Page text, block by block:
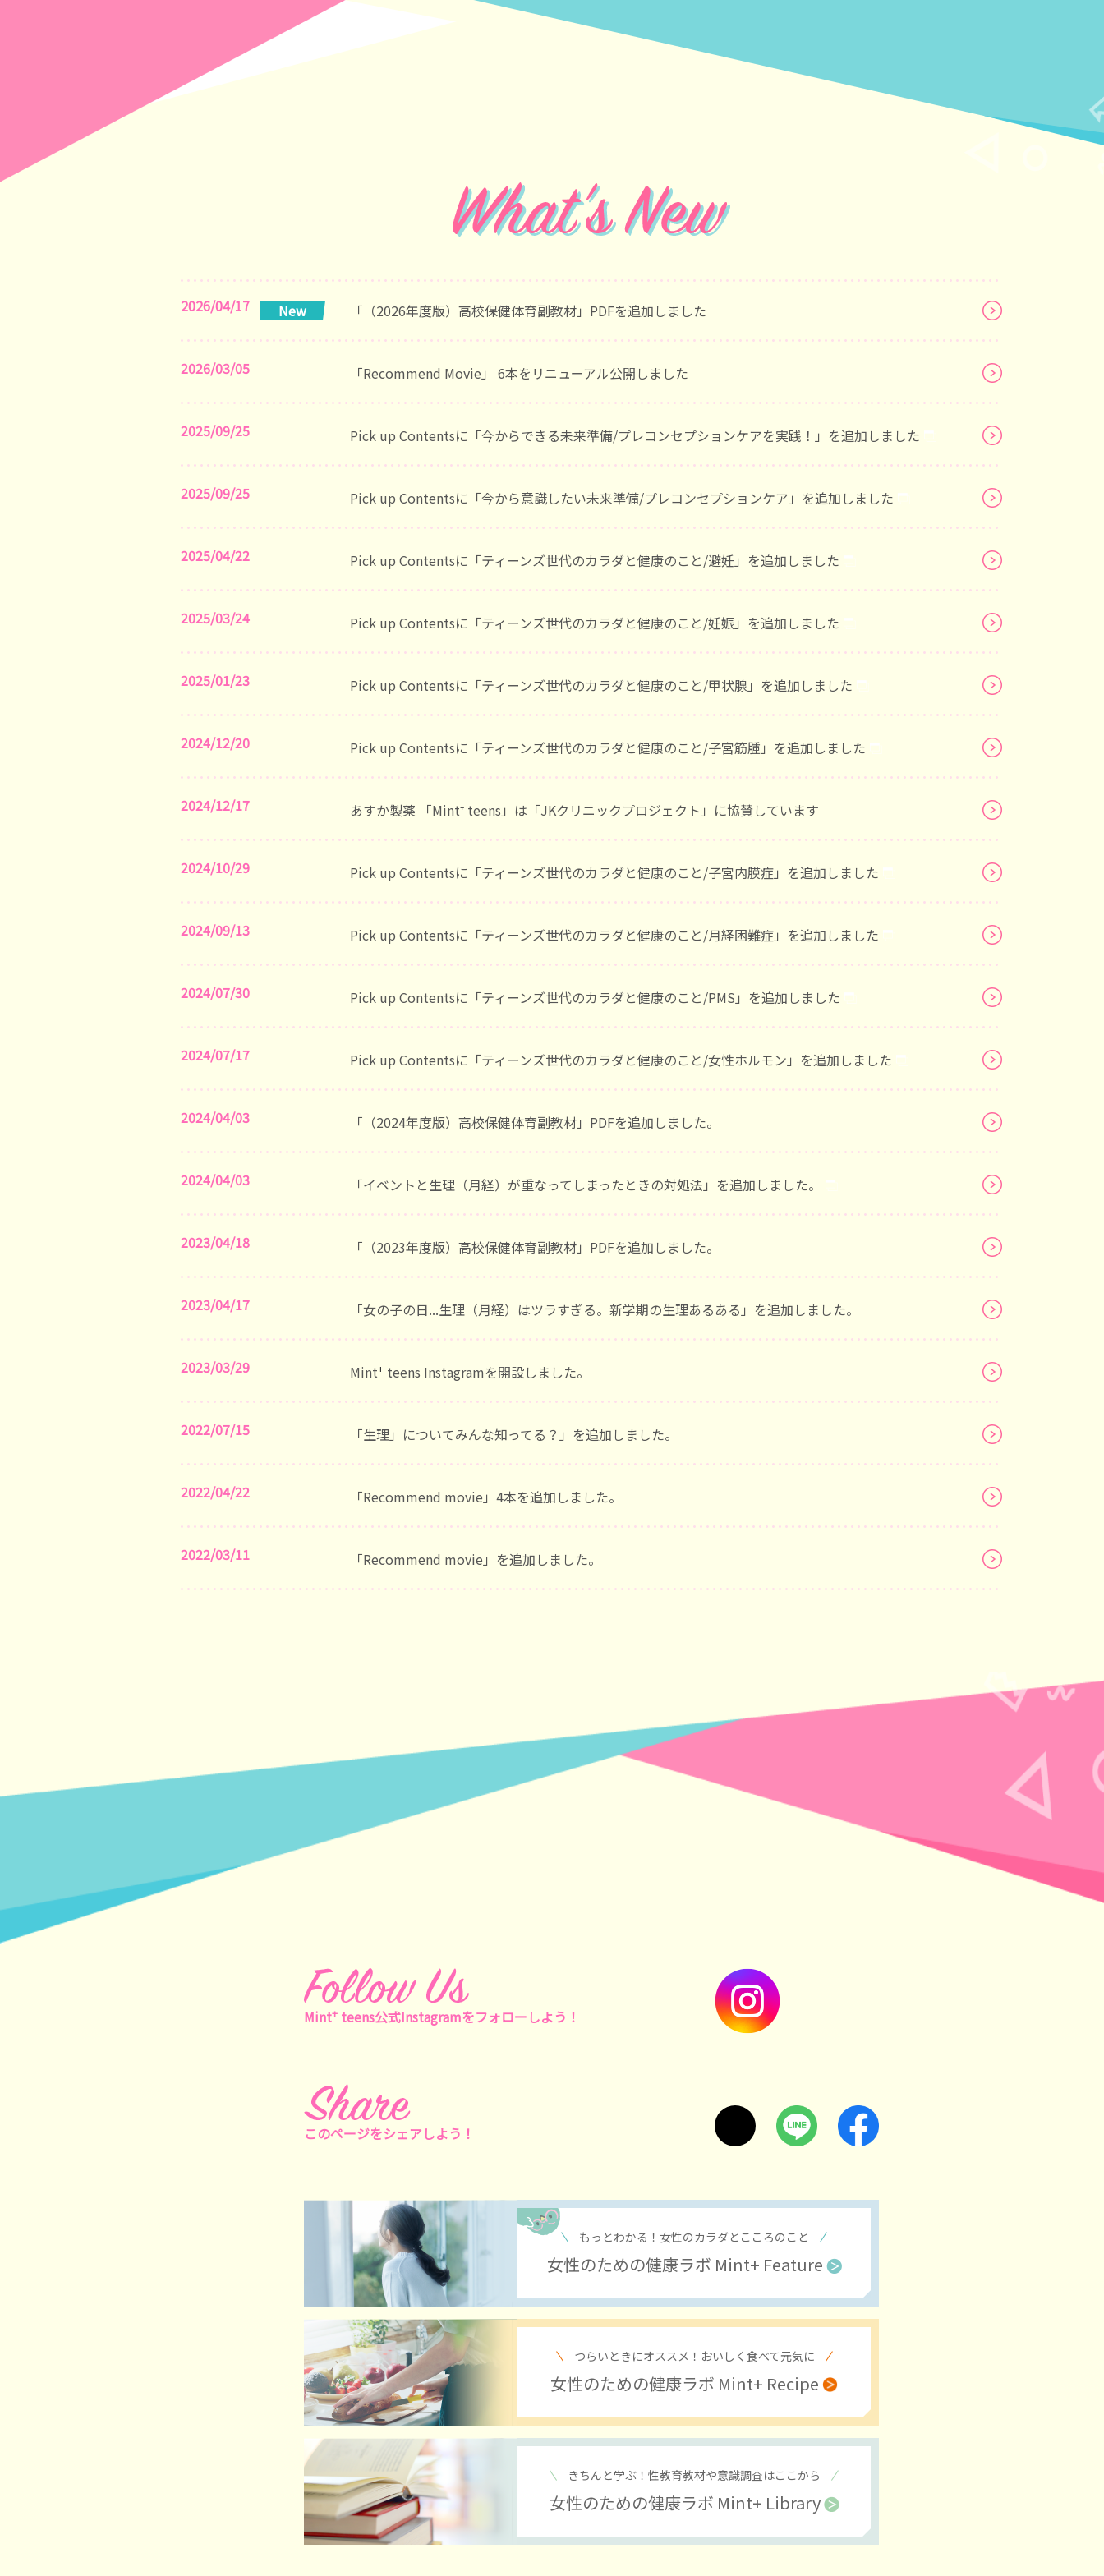
ピックアップコンテンツ Mint+ teens公式Instagramをフォローしよう！
2026/04/17 「（2026年度版）高校保健体育副教材」PDFを追加しました
2026/03/05 「Recommend Movie」 6本をリニューアル公開しました
2025/09/25 Pick up Contentsに「今からできる未来準備/プレコンセプションケアを実践！」を追加しました
2025/09/25 Pick up Contentsに「今から意識したい未来準備/プレコンセプションケア」を追加しました
2025/04/22 Pick up Contentsに「ティーンズ世代のカラダと健康のこと/避妊」を追加しました
2025/03/24 Pick up Contentsに「ティーンズ世代のカラダと健康のこと/妊娠」を追加しました
2025/01/23 Pick up Contentsに「ティーンズ世代のカラダと健康のこと/甲状腺」を追加しました
2024/12/20 Pick up Contentsに「ティーンズ世代のカラダと健康のこと/子宮筋腫」を追加しました
2024/12/17 あすか製薬 「Mint⁺ teens」は「JKクリニックプロジェクト」に協賛しています
2024/10/29 Pick up Contentsに「ティーンズ世代のカラダと健康のこと/子宮内膜症」を追加しました
2024/09/13 Pick up Contentsに「ティーンズ世代のカラダと健康のこと/月経困難症」を追加しました
2024/07/30 Pick up Contentsに「ティーンズ世代のカラダと健康のこと/PMS」を追加しました
2024/07/17 Pick up Contentsに「ティーンズ世代のカラダと健康のこと/女性ホルモン」を追加しました
2024/04/03 「（2024年度版）高校保健体育副教材」PDFを追加しました。
2024/04/03 「イベントと生理（月経）が重なってしまったときの対処法」を追加しました。
2023/04/18 「（2023年度版）高校保健体育副教材」PDFを追加しました。
2023/04/17 「女の子の日...生理（月経）はツラすぎる。新学期の生理あるある」を追加しました。
2023/03/29 Mint+ teens Instagramを開設しました。
2022/07/15 「生理」についてみんな知ってる？」を追加しました。
2022/04/22 「Recommend movie」4本を追加しました。
2022/03/11 「Recommend movie」を追加しました。
Mint+ teens公式Instagramをフォローしよう！
このページをシェアしよう！
もっとわかる！ 女性のカラダとこころのこと
女性のための健康ラボ Mint+ Feature
つらいときにオススメ！ おいしく食べて元気に
女性のための健康ラボ Mint+ Recipe
きちんと学ぶ！性教育教材や意識調査はここから
女性のための健康ラボ Mint+ Library